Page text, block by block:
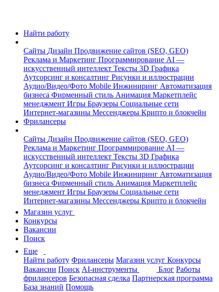
Найти работу
Сайты Дизайн Продвижение сайтов (SEO, GEO)
Реклама и Маркетинг Программирование AI —
искусственный интеллект Тексты 3D Графика
Аутсорсинг и консалтинг Рисунки и иллюстрации
Аудио/Видео/Фото Mobile Инжиниринг Автоматизация
бизнеса Фирменный стиль Анимация Маркетплейс
менеджмент Игры Браузеры Социальные сети
Интернет-магазины Мессенджеры Крипто и блокчейн
Фрилансеры
Сайты Дизайн Продвижение сайтов (SEO, GEO)
Реклама и Маркетинг Программирование AI —
искусственный интеллект Тексты 3D Графика
Аутсорсинг и консалтинг Рисунки и иллюстрации
Аудио/Видео/Фото Mobile Инжиниринг Автоматизация
бизнеса Фирменный стиль Анимация Маркетплейс
менеджмент Игры Браузеры Социальные сети
Интернет-магазины Мессенджеры Крипто и блокчейн
Магазин услуг
Конкурсы
Вакансии
Поиск
Еще
Найти работу Фрилансеры Магазин услуг Конкурсы
Вакансии Поиск AI-инструменты Блог Работы
фрилансеров Безопасная сделка Партнерская программа
База знаний Помощь